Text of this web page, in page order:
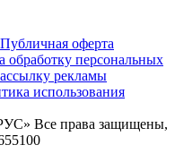
Публичная оферта
обработку персональных
рекламы
использования
Все права защищены,